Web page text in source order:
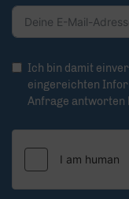
Ich bin damit
eingereichten
Anfrage antworten